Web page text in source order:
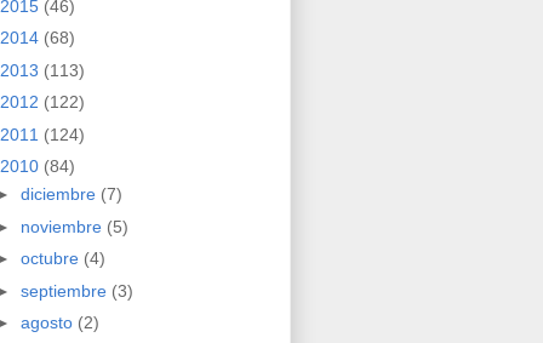
2015 (46)
2014 (68)
2013 (113)
2012 (122)
2011 (124)
2010 (84)
diciembre (7)
noviembre (5)
octubre (4)
septiembre (3)
agosto (2)